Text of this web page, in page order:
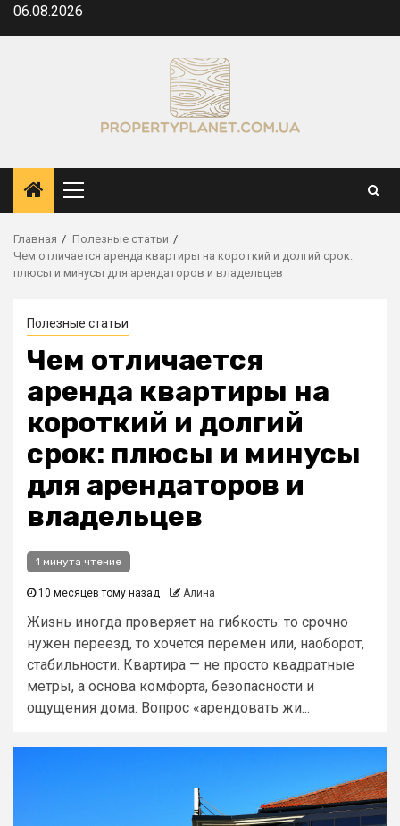
Перейти
06.08.2026
Основное
меню
Главная
Полезные статьи
Чем отличается аренда квартиры на короткий и долгий срок:
плюсы и минусы для арендаторов и владельцев
Полезные статьи
Чем отличается
аренда квартиры на
короткий и долгий
срок: плюсы и минусы
для арендаторов и
владельцев
1 минута чтение
10 месяцев тому назад Алина
Жизнь иногда проверяет на гибкость: то срочно
нужен переезд, то хочется перемен или, наоборот,
стабильности. Квартира — не просто квадратные
метры, а основа комфорта, безопасности и
ощущения дома. Вопрос «арендовать жи...